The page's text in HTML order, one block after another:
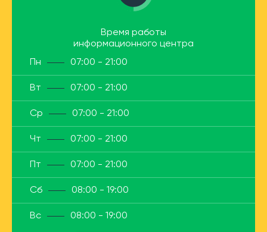
Время работы
информационного центра
Пн
07:00 - 21:00
Вт 07:00 - 21:00
Ср 07:00 - 21:00
Чт 07:00 - 21:00
Пт 07:00 - 21:00
Сб 08:00 - 19:00
Вс 08:00 - 19:00